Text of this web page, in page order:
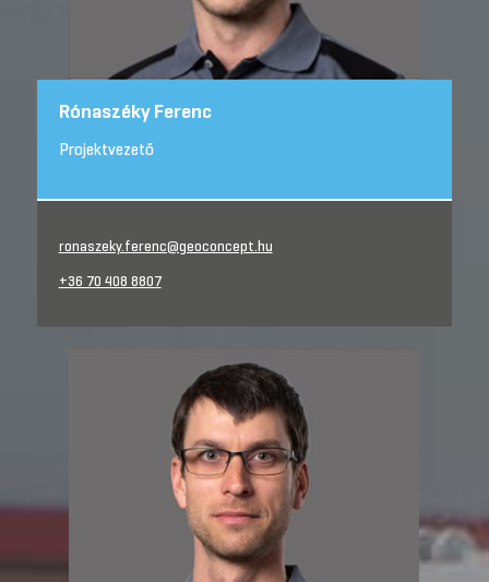
Rónaszéky Ferenc
Projektvezető
ronaszeky.ferenc@geoconcept.hu
+36 70 408 8807